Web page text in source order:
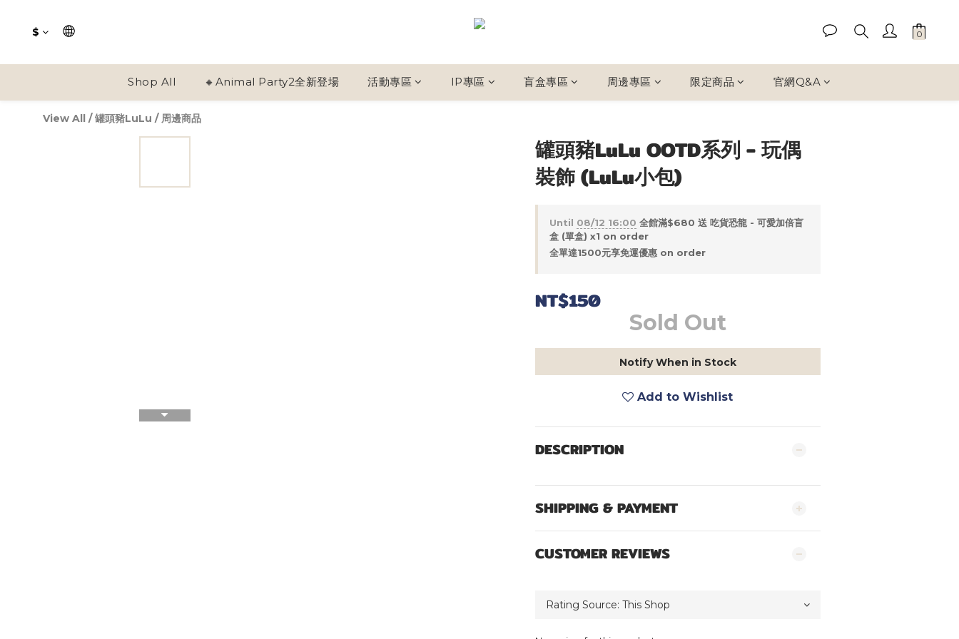
$
Shop All 🔸Animal Party2全新登場 活動專區 IP專區 盲盒專區 周邊專區 限定商品 官網Q&A
View All /罐頭豬LuLu / 周邊商品
罐頭豬LuLu OOTD系列 - 玩偶
裝飾 (LuLu小包)
Until 08/12 16:00 全館滿$680 送 吃貨恐龍 - 可愛加倍盲
盒 (單盒) x1 on order
全單達1500元享免運優惠 on order
NT$150
Sold Out
Notify When in Stock
Add to Wishlist
DESCRIPTION
SHIPPING & PAYMENT
CUSTOMER REVIEWS